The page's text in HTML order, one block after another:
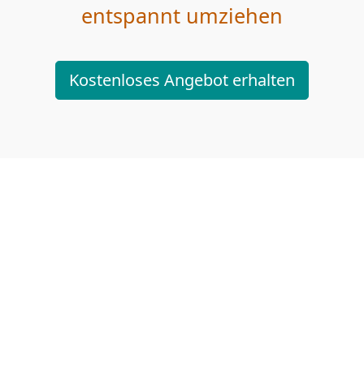
entspannt umziehen
Kostenloses Angebot erhalten